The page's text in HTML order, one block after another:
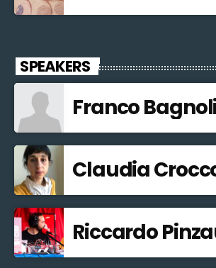
SPEAKERS
Franco
Claudia
Riccardo